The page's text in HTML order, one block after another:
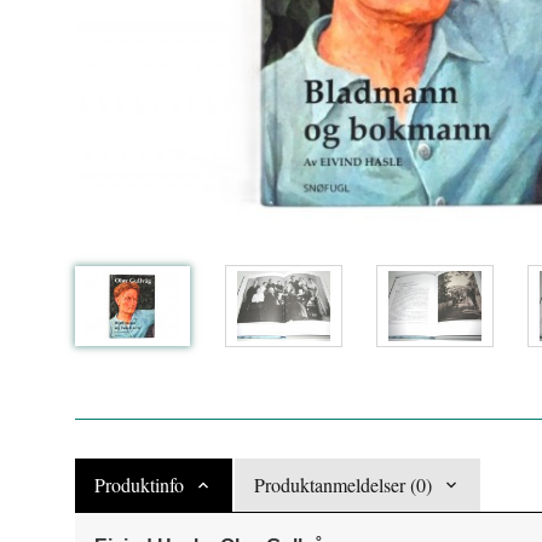
Produktinfo Produktanmeldelser (0)